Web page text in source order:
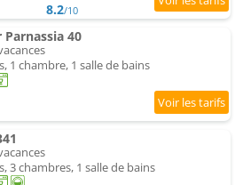
8.2/10
40
1 chambre, 1 salle de bains
3 chambres, 1 salle de bains